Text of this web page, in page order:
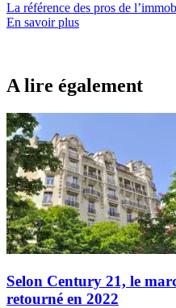
La référence des pros de
En savoir plus
A lire également
Selon Century 21, le
retourné en 2022